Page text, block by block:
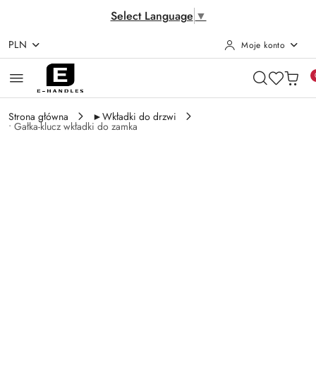
Select Language ▼
Przejdź do treści głównej
Przejdź do wyszukiwarki
Przejdź do moje konto
Przejdź do menu głównego
Przejdź do opisu produktu
Przejdź do stopki
PLN Moje konto
Strona główna ►Wkładki do drzwi
• Gałka-klucz wkładki do zamka